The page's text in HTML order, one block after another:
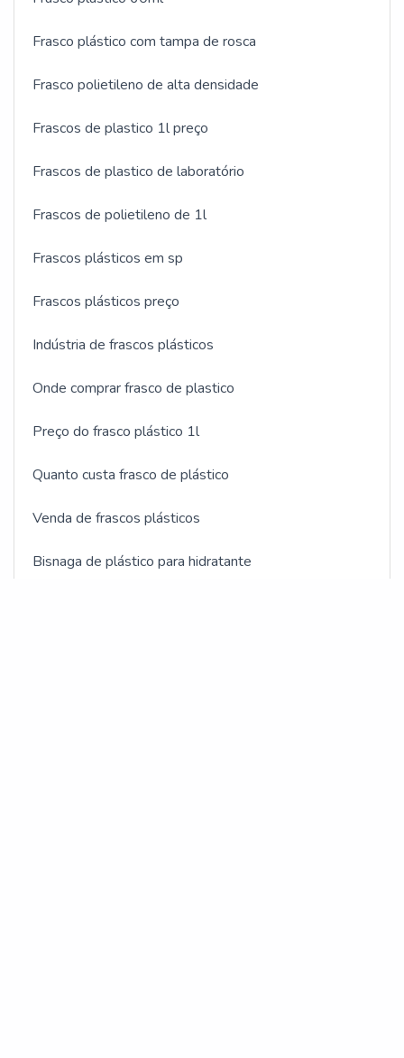
Frasco plástico com tampa de rosca
Frasco polietileno de alta densidade
Frascos de plastico 1l preço
Frascos de plastico de laboratório
Frascos de polietileno de 1l
Frascos plásticos em sp
Frascos plásticos preço
Indústria de frascos plásticos
Onde comprar frasco de plastico
Preço do frasco plástico 1l
Quanto custa frasco de plástico
Venda de frascos plásticos
Bisnaga de plástico para hidratante